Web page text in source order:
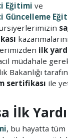
Eğitimi ve
Güncelleme
ilk
müdahale
Bakanlığı
sertifikası ile
İlk
, bu hayatta tüm